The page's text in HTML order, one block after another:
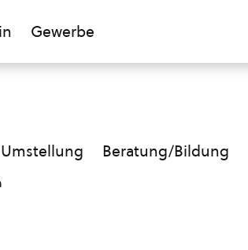
Gewerbe
Umstellung Beratung/Bildung